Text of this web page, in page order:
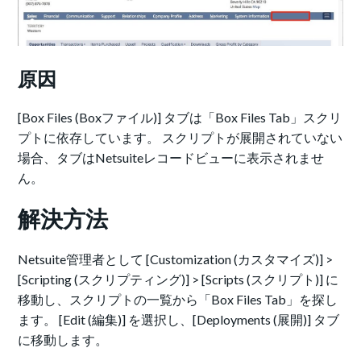
原因
[Box Files (Boxファイル)] タブは「Box Files Tab」スクリ
プトに依存しています。 スクリプトが展開されていない
場合、タブはNetsuiteレコードビューに表示されませ
ん。
解決方法
Netsuite管理者として [Customization (カスタマイズ)] >
[Scripting (スクリプティング)] > [Scripts (スクリプト)] に
移動し、スクリプトの一覧から「Box Files Tab」を探し
ます。 [Edit (編集)] を選択し、[Deployments (展開)] タブ
に移動します。